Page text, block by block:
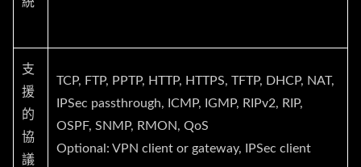
支
援
的
協
議
TCP, FTP, PPTP, HTTP, HTTPS, TFTP, DHCP, NAT,
IPSec passthrough, ICMP, IGMP, RIPv2, RIP,
OSPF, SNMP, RMON, QoS
Optional: VPN client or gateway, IPSec client